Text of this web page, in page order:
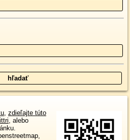
, zdieľajte túto
, alebo